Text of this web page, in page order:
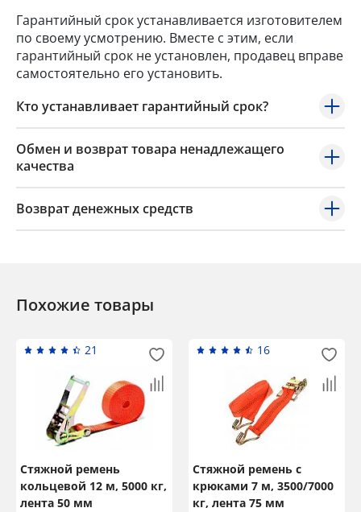
Гарантийный срок устанавливается изготовителем
по своему усмотрению. Вместе с этим, если
гарантийный срок не установлен, продавец вправе
самостоятельно его установить.
Кто устанавливает гарантийный срок?
Обмен и возврат товара ненадлежащего
качества
Возврат денежных средств
Похожие товары
21
Стяжной ремень
кольцевой 12 м, 5000 кг,
лента 50 мм
16
Стяжной ремень с
крюками 7 м, 3500/7000
кг, лента 75 мм